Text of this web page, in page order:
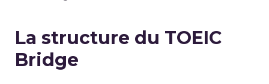
La structure du TOEIC
Bridge